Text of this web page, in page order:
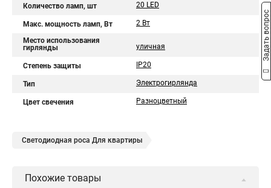
Количество ламп, шт 20 LED
Макс. мощность ламп, Вт 2 Вт
Место использования
гирлянды
уличная
Степень защиты IP20
Тип Электрогирлянда
Цвет свечения Разноцветный
Светодиодная роса Для квартиры
Похожие товары
Задать вопрос